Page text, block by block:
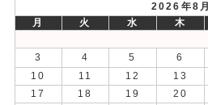
2026年8月
月
火 水 木
3
4 5 6
10
11 12 13
17
18 19 20